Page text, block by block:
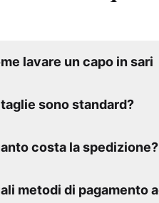
lavare un capo in sari
sono standard?
costa la spedizione?
metodi di pagamento